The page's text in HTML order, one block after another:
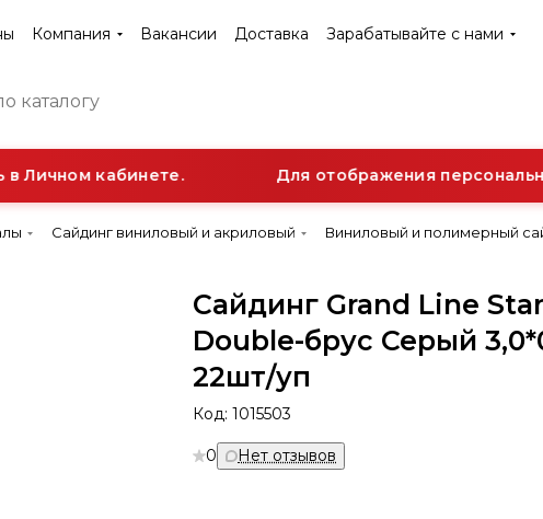
Компания Вакансии Доставка Зарабатывайте с нами
Личном кабинете. Для отображения
Сайдинг виниловый и акриловый Виниловый и полимерный
Сайдинг Grand Line
Double-брус Серый
22шт/уп
Код:1015503
0 Нет отзывов